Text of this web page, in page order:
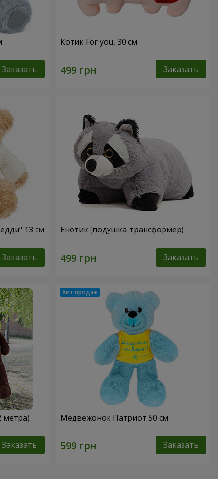
Заказать
Котик For you, 30 см
Заказать
13 см
Заказать
Енотик (подушка-трансформер)
Заказать
метра)
Заказать
Медвежонок Патриот 50 см
Заказать